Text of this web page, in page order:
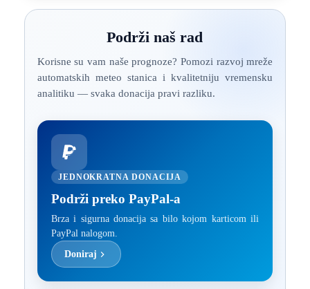
Podrži naš rad
Korisne su vam naše prognoze? Pomozi razvoj mreže
automatskih meteo stanica i kvalitetniju vremensku
analitiku — svaka donacija pravi razliku.
JEDNOKRATNA DONACIJA
Podrži preko PayPal-a
Brza i sigurna donacija sa bilo kojom karticom ili
PayPal nalogom.
Doniraj